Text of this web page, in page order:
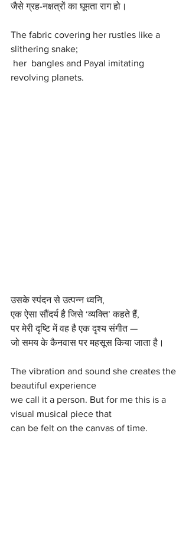
जैसे ग्रह-नक्षत्रों का घूमता राग हो।
The fabric covering her rustles like a
slithering snake;
revolving planets.
उसके स्पंदन से उत्पन्न ध्वनि,
एक ऐसा सौंदर्य है जिसे ‘व्यक्ति’ कहते हैं,
पर मेरी दृष्टि में वह है एक दृश्य संगीत —
जो समय के कैनवास पर महसूस किया जाता है।
The vibration and sound she creates the
beautiful experience
we call it a person. But for me this is a
visual musical piece that
can be felt on the canvas of time.